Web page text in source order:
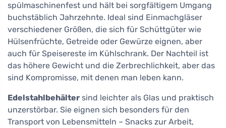
spülmaschinenfest und hält bei sorgfältigem Umgang
buchstäblich Jahrzehnte. Ideal sind Einmachgläser
verschiedener Größen, die sich für Schüttgüter wie
Hülsenfrüchte, Getreide oder Gewürze eignen, aber
auch für Speisereste im Kühlschrank. Der Nachteil ist
das höhere Gewicht und die Zerbrechlichkeit, aber das
sind Kompromisse, mit denen man leben kann.
Edelstahlbehälter sind leichter als Glas und praktisch
unzerstörbar. Sie eignen sich besonders für den
Transport von Lebensmitteln – Snacks zur Arbeit,